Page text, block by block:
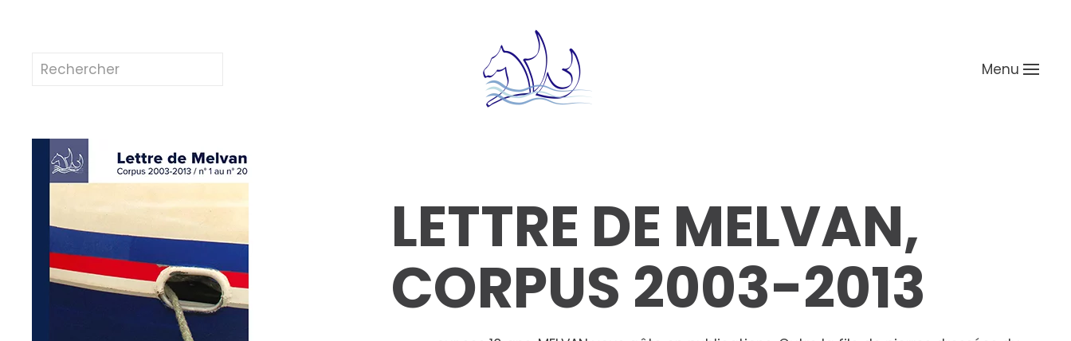
Menu
LETTRE DE MELVAN,
CORPUS 2003-2013